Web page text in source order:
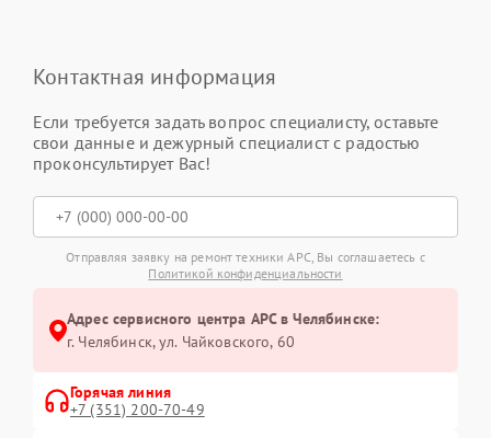
Контактная информация
Если требуется задать вопрос специалисту, оставьте
свои данные и дежурный специалист с радостью
проконсультирует Вас!
Отправляя заявку на ремонт техники APC, Вы соглашаетесь с
Политикой конфиденциальности
Адрес сервисного центра APC в Челябинске:
г. Челябинск, ул. Чайковского, 60
Горячая линия
+7 (351) 200-70-49